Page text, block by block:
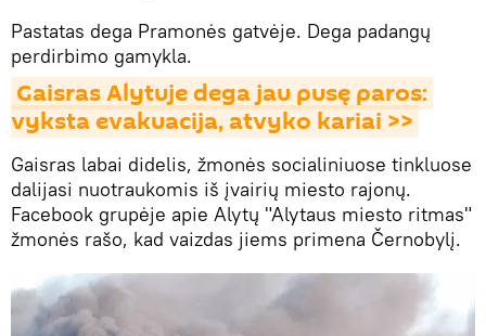
Pastatas dega Pramonės gatvėje. Dega padangų
perdirbimo gamykla.
Gaisras Alytuje dega jau pusę paros:
vyksta evakuacija, atvyko kariai >>
Gaisras labai didelis, žmonės socialiniuose tinkluose
dalijasi nuotraukomis iš įvairių miesto rajonų.
Facebook grupėje apie Alytų "Alytaus miesto ritmas"
žmonės rašo, kad vaizdas jiems primena Černobylį.